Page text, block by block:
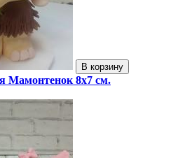
В корзину
Мамонтенок 8х7 см.